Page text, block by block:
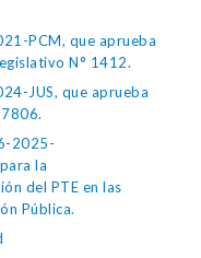
PCM, que aprueba
N° 1412.
JUS, que aprueba
2025-
la
del PTE en las
Pública.